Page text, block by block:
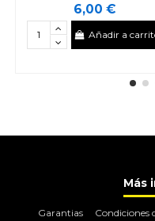
6,00 €
Añadir a
Más
Garantias Condiciones